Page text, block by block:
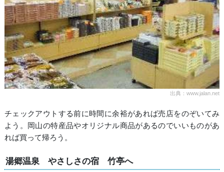
出典：www.jalan.net
チェックアウトする前に時間に余裕があれば売店をのぞいてみ
よう。岡山の特産品やオリジナル商品があるのでいいものがあ
れば買って帰ろう。
湯郷温泉 やさしさの宿 竹亭へ